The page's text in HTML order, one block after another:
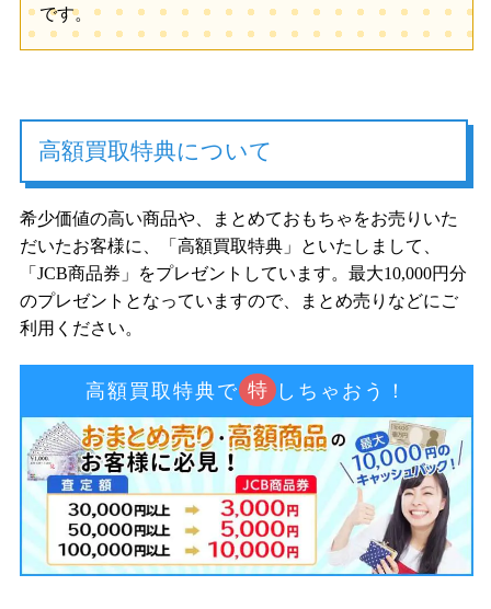
です。
高額買取特典について
希少価値の高い商品や、まとめておもちゃをお売りいた
だいたお客様に、「高額買取特典」といたしまして、
「JCB商品券」をプレゼントしています。最大10,000円分
のプレゼントとなっていますので、まとめ売りなどにご
利用ください。
高額買取特典で 特 しちゃおう！